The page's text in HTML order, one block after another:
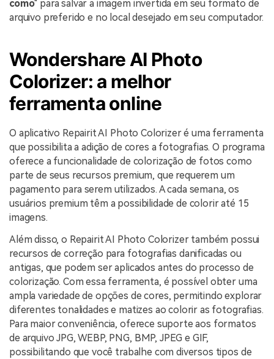
como" para salvar a imagem invertida em seu formato de
arquivo preferido e no local desejado em seu computador.
Wondershare AI Photo
Colorizer: a melhor
ferramenta online
O aplicativo Repairit AI Photo Colorizer é uma ferramenta
que possibilita a adição de cores a fotografias. O programa
oferece a funcionalidade de colorização de fotos como
parte de seus recursos premium, que requerem um
pagamento para serem utilizados. A cada semana, os
usuários premium têm a possibilidade de colorir até 15
imagens.
Além disso, o Repairit AI Photo Colorizer também possui
recursos de correção para fotografias danificadas ou
antigas, que podem ser aplicados antes do processo de
colorização. Com essa ferramenta, é possível obter uma
ampla variedade de opções de cores, permitindo explorar
diferentes tonalidades e matizes ao colorir as fotografias.
Para maior conveniência, oferece suporte aos formatos
de arquivo JPG, WEBP, PNG, BMP, JPEG e GIF,
possibilitando que você trabalhe com diversos tipos de